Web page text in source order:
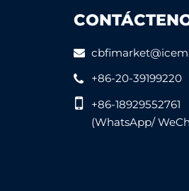
+86-20-39199220
+86-18929552761
(WhatsApp/